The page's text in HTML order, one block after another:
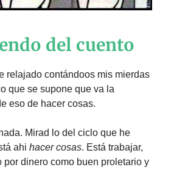
del cuento
relajado contándoos mis mierdas
que se supone que va la
eso de hacer cosas.
Mirad lo del ciclo que he
ahi hacer cosas. Está trabajar,
por dinero como buen proletario y